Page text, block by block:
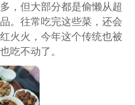
，但大部分都是偷懒从超
。往常吃完这些菜，还会
火火，今年这个传统也被
吃不动了。